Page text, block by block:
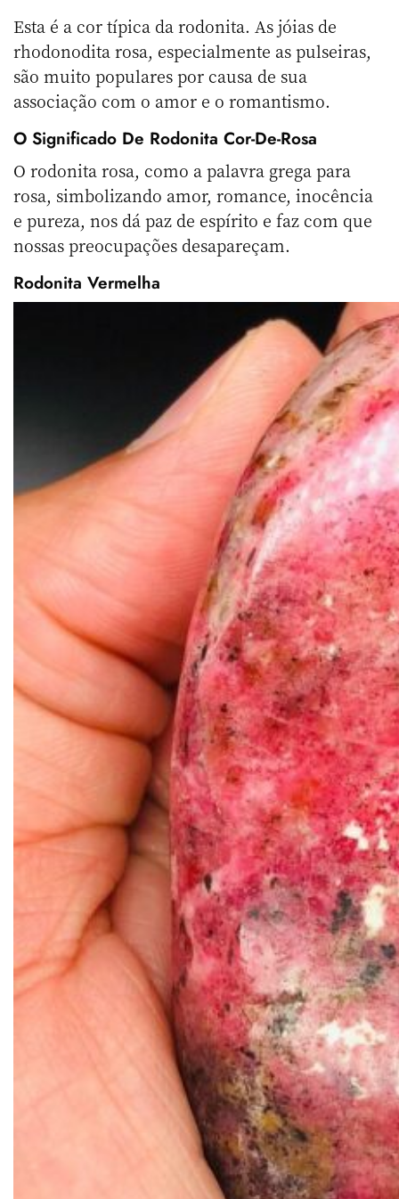
Esta é a cor típica da rodonita. As jóias de
rhodonodita rosa, especialmente as pulseiras,
são muito populares por causa de sua
associação com o amor e o romantismo.
O Significado De Rodonita Cor-De-Rosa
O rodonita rosa, como a palavra grega para
rosa, simbolizando amor, romance, inocência
e pureza, nos dá paz de espírito e faz com que
nossas preocupações desapareçam.
Rodonita Vermelha